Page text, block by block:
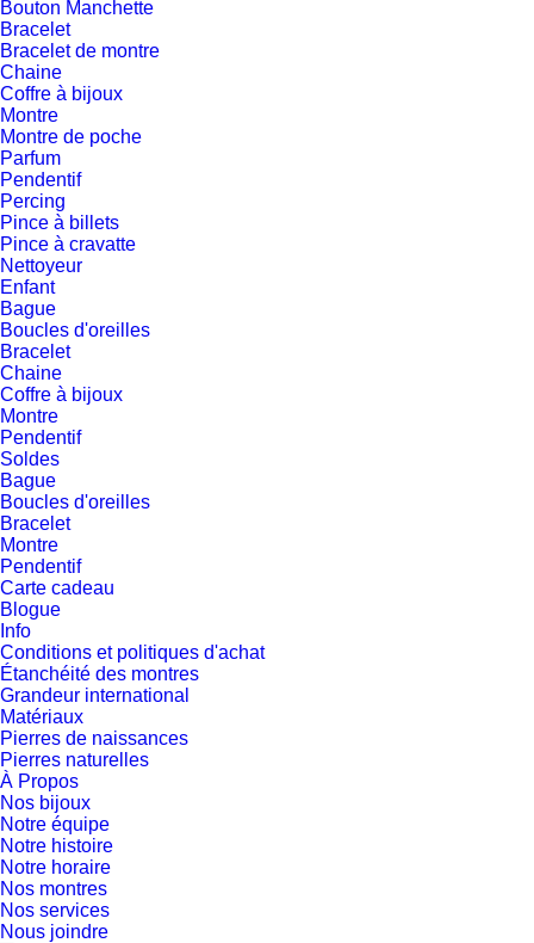
Bouton Manchette
Bracelet
Bracelet de montre
Chaine
Coffre à bijoux
Montre
Montre de poche
Parfum
Pendentif
Percing
Pince à billets
Pince à cravatte
Nettoyeur
Enfant
Bague
Boucles d'oreilles
Bracelet
Chaine
Coffre à bijoux
Montre
Pendentif
Soldes
Bague
Boucles d'oreilles
Bracelet
Montre
Pendentif
Carte cadeau
Blogue
Info
Conditions et politiques d'achat
Étanchéité des montres
Grandeur international
Matériaux
Pierres de naissances
Pierres naturelles
À Propos
Nos bijoux
Notre équipe
Notre histoire
Notre horaire
Nos montres
Nos services
Nous joindre